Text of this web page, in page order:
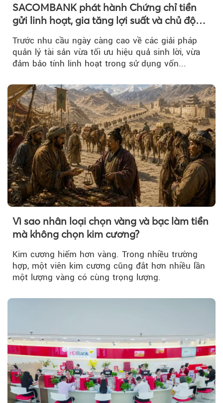
SACOMBANK phát hành Chứng chỉ tiền
gửi linh hoạt, gia tăng lợi suất và chủ động
Trước nhu cầu ngày càng cao về các giải pháp
quản lý tài sản vừa tối ưu hiệu quả sinh lời, vừa
đảm bảo tính linh hoạt trong sử dụng vốn...
Vì sao nhân loại chọn vàng và bạc làm tiền
mà không chọn kim cương?
Kim cương hiếm hơn vàng. Trong nhiều trường
hợp, một viên kim cương cũng đắt hơn nhiều lần
một lượng vàng có cùng trọng lượng.